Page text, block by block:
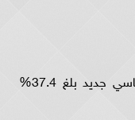
بينما سجل التضخم السنوي مستوى قياسي جديد بلغ 37.4%